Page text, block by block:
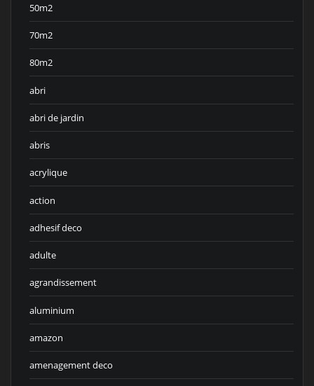
50m2
70m2
80m2
abri
abri de jardin
abris
acrylique
action
adhesif deco
adulte
agrandissement
aluminium
amazon
amenagement deco